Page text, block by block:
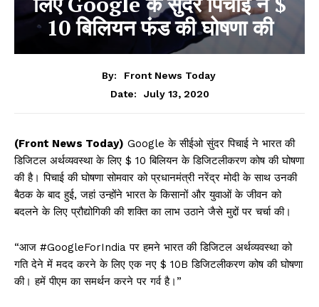
10 बिलियन फंड की घोषणा की
By:
Front News Today
Date:
July 13, 2020
(Front News Today) Google के सीईओ सुंदर पिचाई ने भारत की
डिजिटल अर्थव्यवस्था के लिए $ 10 बिलियन के डिजिटलीकरण कोष की घोषणा
की है। पिचाई की घोषणा सोमवार को प्रधानमंत्री नरेंद्र मोदी के साथ उनकी
बैठक के बाद हुई, जहां उन्होंने भारत के किसानों और युवाओं के जीवन को
बदलने के लिए प्रौद्योगिकी की शक्ति का लाभ उठाने जैसे मुद्दों पर चर्चा की।
“आज #GoogleForIndia पर हमने भारत की डिजिटल अर्थव्यवस्था को
गति देने में मदद करने के लिए एक नए $ 10B डिजिटलीकरण कोष की घोषणा
की। हमें पीएम का समर्थन करने पर गर्व है।”